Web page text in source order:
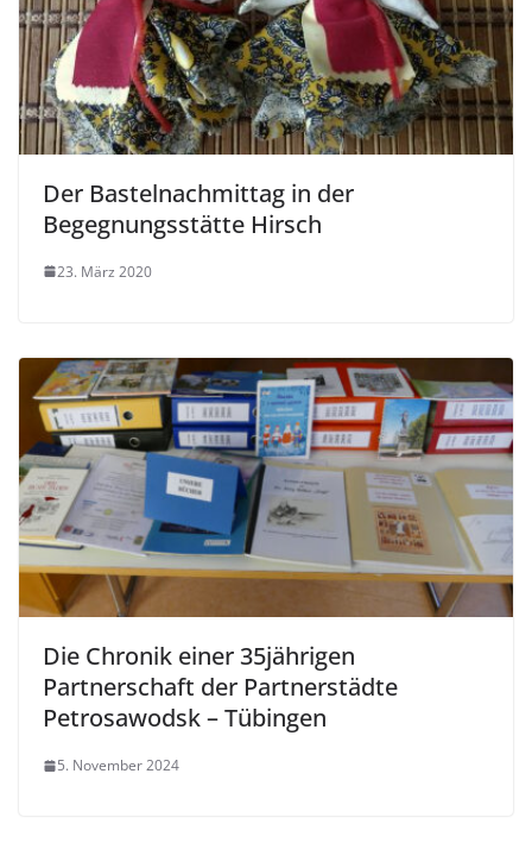
Der Bastelnachmittag in der
Begegnungsstätte Hirsch
23. März 2020
Die Chronik einer 35jährigen
Partnerschaft der Partnerstädte
Petrosawodsk – Tübingen
5. November 2024